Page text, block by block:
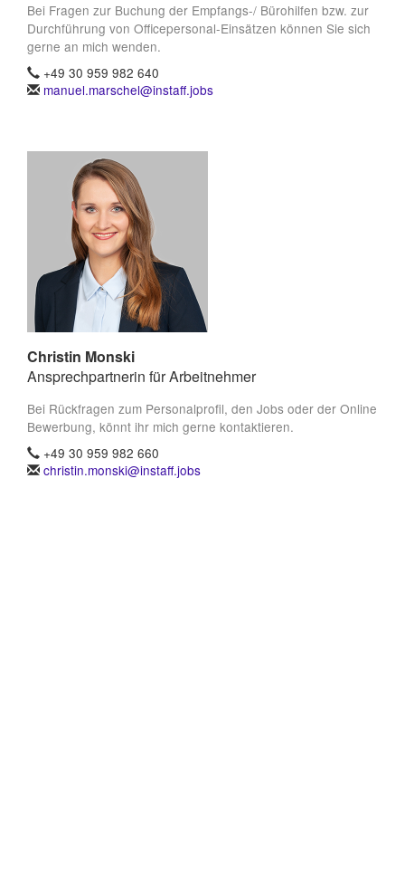
Bei Fragen zur Buchung der Empfangs-/ Bürohilfen bzw. zur
Durchführung von Officepersonal-Einsätzen können Sie sich
gerne an mich wenden.
+49 30 959 982 640
manuel.marschel@instaff.jobs
Christin Monski
Ansprechpartnerin für Arbeitnehmer
Bei Rückfragen zum Personalprofil, den Jobs oder der Online
Bewerbung, könnt ihr mich gerne kontaktieren.
+49 30 959 982 660
christin.monski@instaff.jobs